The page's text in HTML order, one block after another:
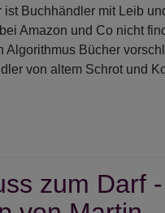
ist Buchhändler mit Leib
Amazon und Co nicht
Algorithmus Bücher
von altem Schrot und
Der
zum Darf